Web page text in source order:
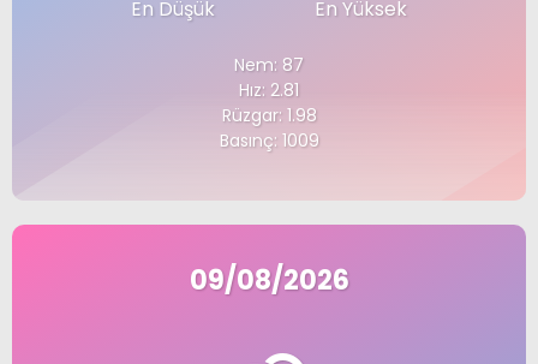
En Düşük En Yüksek
Nem: 87
Hız: 2.81
Rüzgar: 1.98
Basınç: 1009
09/08/2026